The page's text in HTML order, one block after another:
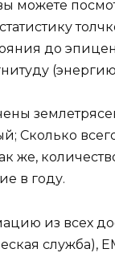
можете
до
Сколько
же,
в году.
из всех
служба),